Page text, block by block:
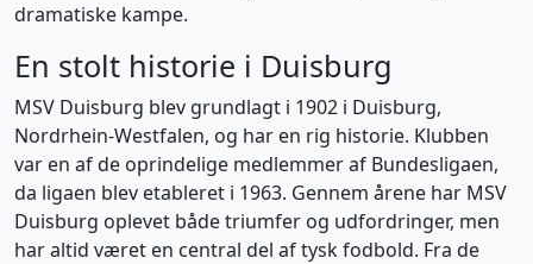
dramatiske kampe.
En stolt historie i Duisburg
MSV Duisburg blev grundlagt i 1902 i Duisburg,
Nordrhein-Westfalen, og har en rig historie. Klubben
var en af de oprindelige medlemmer af Bundesligaen,
da ligaen blev etableret i 1963. Gennem årene har MSV
Duisburg oplevet både triumfer og udfordringer, men
har altid været en central del af tysk fodbold. Fra de